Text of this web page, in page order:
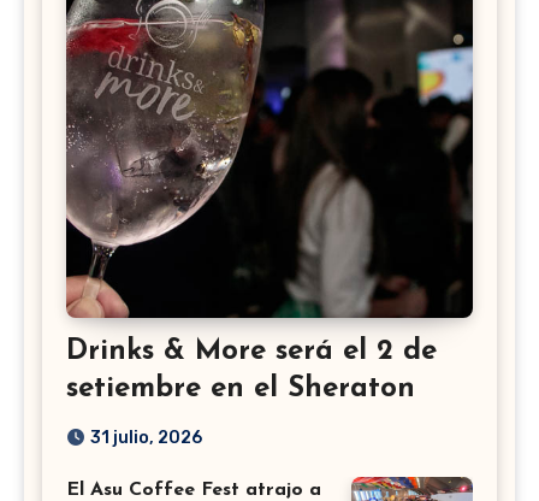
Drinks & More será el 2 de
setiembre en el Sheraton
31 julio, 2026
El Asu Coffee Fest atrajo a